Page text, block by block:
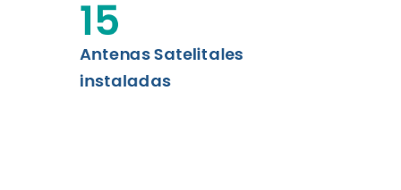
Antenas Satelitales
instaladas
15